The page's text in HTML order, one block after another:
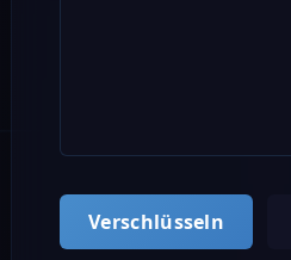
Verschlüsseln